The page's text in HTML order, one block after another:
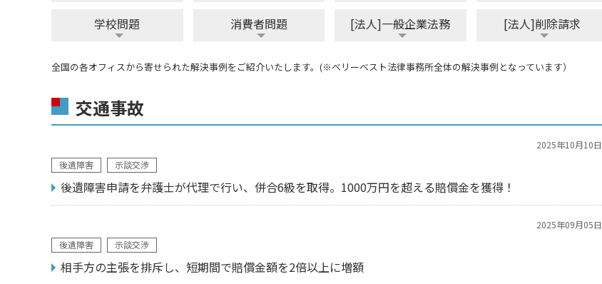
学校問題 消費者問題 [法人]一般企業法務 [法人]削除請求
全国の各オフィスから寄せられた解決事例をご紹介いたします。(※ベリーベスト法律事務所全体の解決事例となっています）
交通事故
2025年10月10日
後遺障害
示談交渉
後遺障害申請を弁護士が代理で行い、併合6級を取得。1000万円を超える賠償金を獲得！
2025年09月05日
後遺障害
示談交渉
相手方の主張を排斥し、短期間で賠償金額を2倍以上に増額